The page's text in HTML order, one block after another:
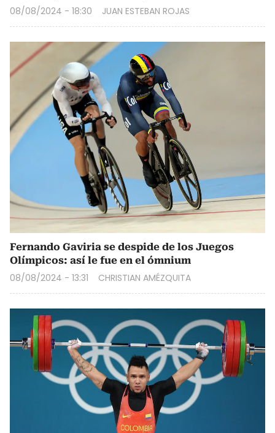
08/08/2024 - 18:30 JUAN ESTEBAN ROJAS
Fernando Gaviria se despide de los Juegos
Olímpicos: así le fue en el ómnium
08/08/2024 - 13:31 CHRISTIAN AMÉZQUITA